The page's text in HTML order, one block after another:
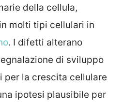
della cellula,
molti tipi cellulari in
. I difetti alterano
di sviluppo
per la crescita cellulare
ipotesi plausibile per